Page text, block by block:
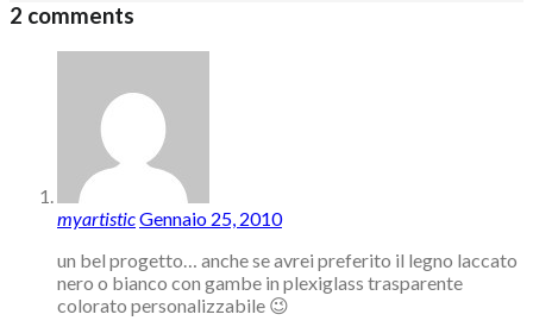
2 comments
myartisticGennaio 25, 2010
un bel progetto… anche se avrei preferito il legno laccato
nero o bianco con gambe in plexiglass trasparente
colorato personalizzabile 😉